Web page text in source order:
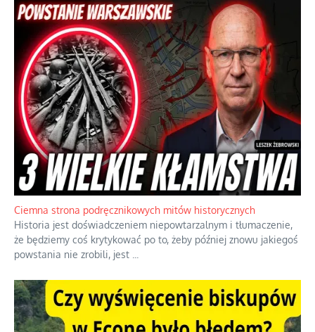
Szlachetna duma z historycznego braku rozsądku
Jednym z dziedzictw polskiej kontrreformacji jest skłonność do
oceniania wszystkiego w kategoriach moralnych, w tym
również polityki międzynarodowej, a...